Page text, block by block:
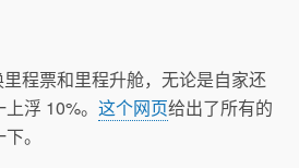
程票和里程升舱，无论是自家还
浮 10%。 这个网页给出了所有的
。